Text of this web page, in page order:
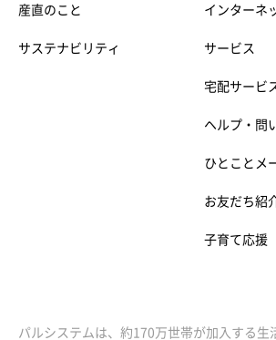
産直のこと
サステナビリティ
インターネ
サービス
宅配サービ
ヘルプ・問
ひとことメ
お友だち紹
子育て応援
パルシステムは、約170万世帯が加入する生